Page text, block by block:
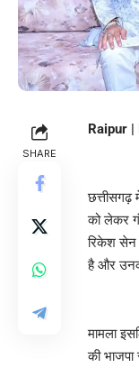
SHARE
Raipur
छत्तीसगढ़
को लेकर
रिकेश सेन
है और
मामला
की